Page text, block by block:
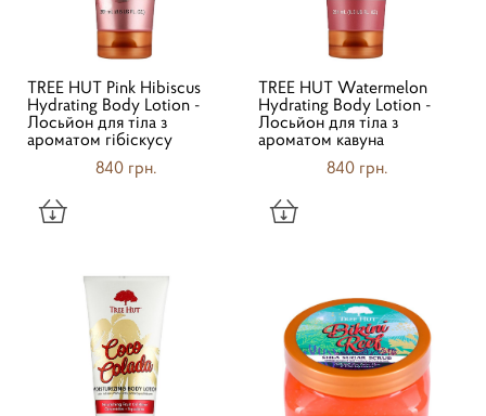
TREE HUT Pink Hibiscus
Hydrating Body Lotion -
Лосьйон для тіла з
ароматом гібіскусу
840 грн.
TREE HUT Watermelon
Hydrating Body Lotion -
Лосьйон для тіла з
ароматом кавуна
840 грн.